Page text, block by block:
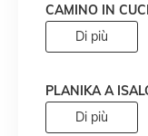
CAMINO IN
Di più
PLANIKA A
Di più